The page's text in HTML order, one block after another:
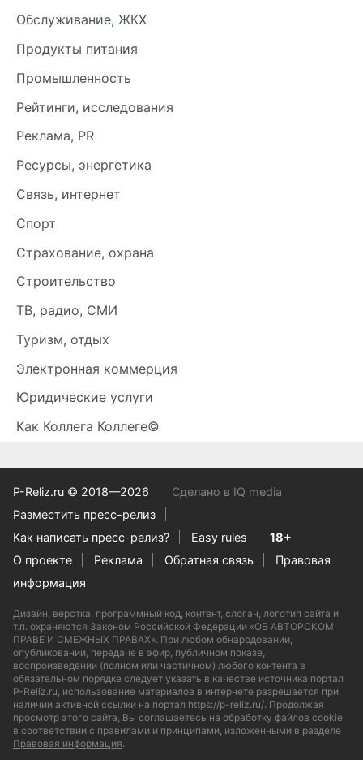
Обслуживание, ЖКХ
Продукты питания
Промышленность
Рейтинги, исследования
Реклама, PR
Ресурсы, энергетика
Связь, интернет
Спорт
Страхование, охрана
Строительство
ТВ, радио, СМИ
Туризм, отдых
Электронная коммерция
Юридические услуги
Как Коллега Коллеге©
P-Reliz.ru © 2018—2026
Сделано в IQ media
Разместить пресс-релиз
Как написать пресс-релиз?
Easy rules
18+
О проекте
Реклама Обратная связь
Правовая
информация
Дизайн, верстка, программный код, контент, слоган, логотип сайта и
т.п. охраняются Законом Российской Федерации «ОБ АВТОРСКОМ
ПРАВЕ И СМЕЖНЫХ ПРАВАХ». При любом обнародовании,
опубликовании, передаче в эфир, публичном показе,
воспроизведении (полном или частичном) любого контента в
обязательном порядке следует указать в качестве источника портал
P-Reliz.ru, использование материалов в интернете разрешается при
наличии активной ссылки на портал https://p-reliz.ru/. Продолжая
просмотр этого сайта, Вы соглашаетесь на обработку файлов cookie
в соответствии с правилами и принципами, изложенными в разделе
Правовая информация.